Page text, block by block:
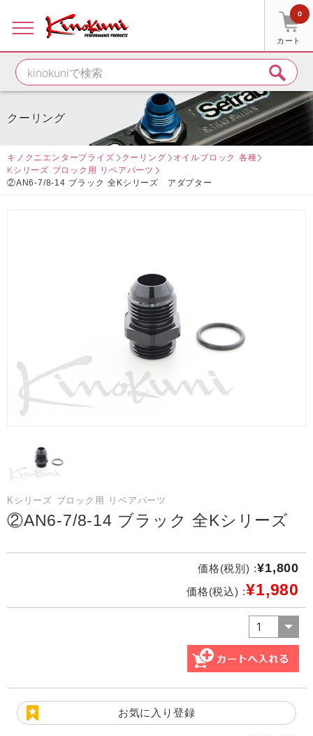
カート
0
クーリング
キノクニエンタープライズ クーリング
オイルブロック 各種
Kシリーズ ブロック用 リペアパーツ
②AN6-7/8-14 ブラック 全Kシリーズ アダプター
Kシリーズ ブロック用 リペアパーツ
②AN6-7/8-14 ブラック 全Kシリーズ
価格(税別) :¥1,800
価格(税込) :¥1,980
お気に入り登録